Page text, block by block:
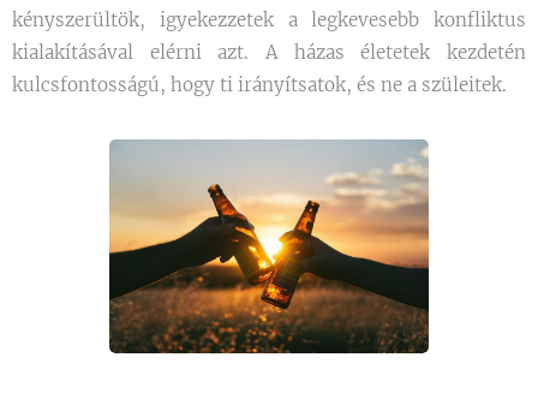
kényszerültök, igyekezzetek a legkevesebb konfliktus
kialakításával elérni azt. A házas életetek kezdetén
kulcsfontosságú, hogy ti irányítsatok, és ne a szüleitek.